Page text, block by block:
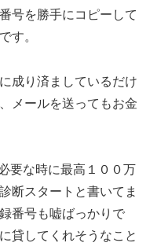
号を勝手にコピーして
す。
成り済ましているだけ
メールを送ってもお金
要な時に最高１００万
断スタートと書いてま
番号も嘘ばっかりで
貸してくれそうなこと